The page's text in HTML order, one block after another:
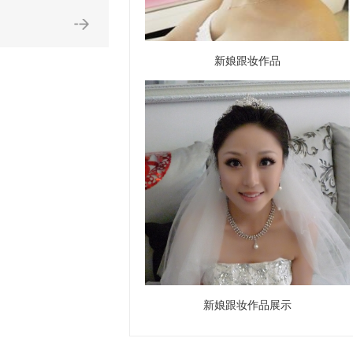
新娘跟妆作品
新娘跟妆作品展示